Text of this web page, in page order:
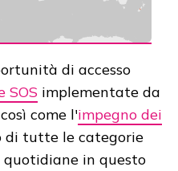
di accesso
SOS implementate da
come l'impegno dei
di tutte le categorie
in questo